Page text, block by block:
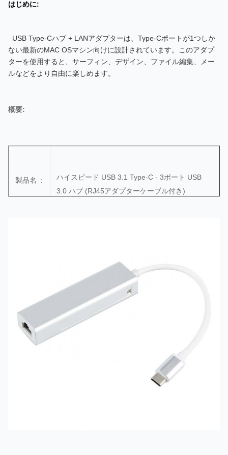
はじめに:
USB Type-Cハブ + LANアダプターは、Type-Cポートが1つしか
ない最新のMAC OSマシン向けに設計されています。このアダプ
ターを使用すると、サーフィン、デザイン、ファイル編集、メー
ルなどをより自由に楽しめます。
概要:
製品名 :
ハイスピード USB 3.1 Type-C - 3ポート USB
3.0 ハブ (RJ45アダプターケーブル付き)
YY-TPU1051
製品ステ